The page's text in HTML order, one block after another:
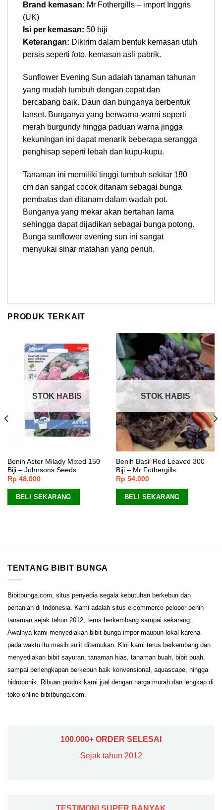
Brand kemasan: Mr Fothergills – import Inggris
(UK)
Isi per kemasan: 50 biji
Keterangan: Dikirim dalam bentuk kemasan utuh
persis seperti foto, kemasan asli pabrik.
Sunflower Evening Sun adalah tanaman tahunan
yang mudah tumbuh dengan cepat dan
bercabang baik. Daun dan bunganya berbentuk
lanset. Bunganya yang berwarna-warni seperti
merah burgundy hingga paduan warna jingga
kekuningan ini dapat menarik beberapa serangga
penghisap seperti lebah dan kupu-kupu.
Tanaman ini memiliki tinggi tumbuh sekitar 180
cm dan sangat cocok ditanam sebagai bunga
pembatas dan ditanam dalam wadah pot.
Bunganya yang mekar akan bertahan lama
sehingga dapat dijadikan sebagai bunga potong.
Bunga sunflower evening sun ini sangat
menyukai sinar matahari yang penuh.
PRODUK TERKAIT
STOK HABIS
Benih Aster Milady Mixed 150
Biji – Johnsons Seeds
Rp 48.000
BELI SEKARANG
STOK HABIS
Benih Basil Red Leaved 300
Biji – Mr Fothergills
Rp 54.000
BELI SEKARANG
TENTANG BIBIT BUNGA
Bibitbunga.com, situs penyedia segala kebutuhan berkebun dan
pertanian di Indonesia. Kami adalah situs e-commerce pelopor benih
tanaman sejak tahun 2012, terus berkembang sampai sekarang.
Awalnya kami menyediakan bibit bunga impor maupun lokal karena
pada waktu itu masih sulit ditemukan. Kini kami terus berkembang dan
menyediakan bibit sayuran, tanaman hias, tanaman buah, bibit buah,
sampai perlengkapan berkebun baik konvensional, aquascape, hingga
hidroponik. Ribuan produk kami jual dengan harga murah dan lengkap di
toko online bibitbunga.com.
100.000+ ORDER SELESAI
Sejak tahun 2012
TESTIMONI SUPER BANYAK